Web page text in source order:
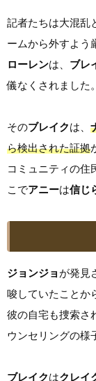
記者たちは大混乱
ームから外すよう
ローレンは、 ブレ
儀なくされました。
そのブレイクは、
ら検出された証拠
コミュニティの住
こでアニーは信じ
ジョンジョ が発見
唆していたことか
彼の自宅も捜索さ
ウンセリングの様
ブレイクはクレイ